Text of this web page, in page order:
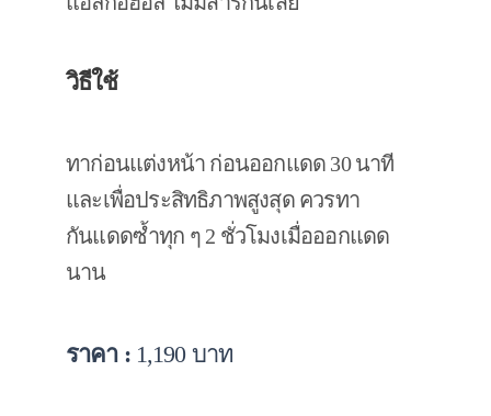
วิธีใช้
ทาก่อนแต่งหน้า ก่อนออกแดด 30 นาที
และเพื่อประสิทธิภาพสูงสุด ควรทา
กันแดดซ้ำทุก ๆ 2 ชั่วโมงเมื่อออกแดด
นาน
ราคา :1,190 บาท